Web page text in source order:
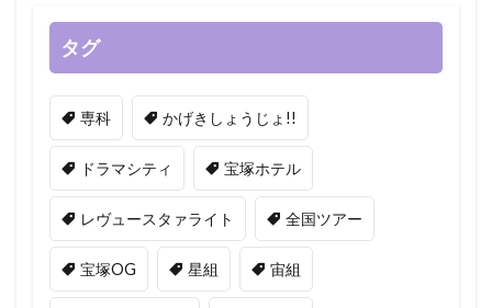
タグ
専科 かげきしょうじょ!!
ドラマシティ 宝塚ホテル
レヴュースタァライト 全国ツアー
宝塚OG 星組 宙組